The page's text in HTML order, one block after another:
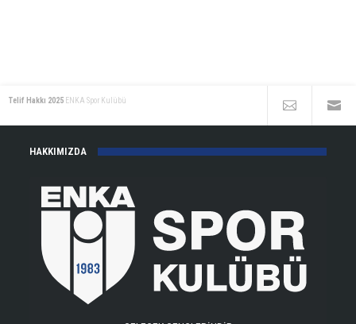
Telif Hakkı 2025 ENKA Spor Kulübü
HAKKIMIZDA